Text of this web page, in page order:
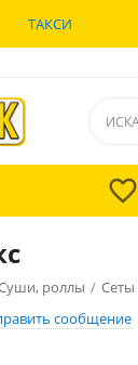
ТАКСИ

роллы / Сеты
сообщение